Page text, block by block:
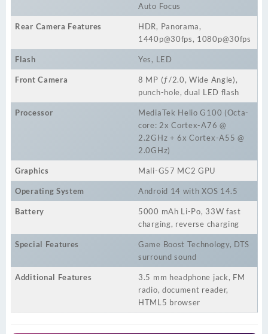
Auto Focus
Rear Camera Features
HDR, Panorama,
1440p@30fps, 1080p@30fps
Flash Yes, LED
Front Camera
8 MP (ƒ/2.0, Wide Angle),
punch-hole, dual LED flash
Processor
MediaTek Helio G100 (Octa-
core: 2x Cortex-A76 @
2.2GHz + 6x Cortex-A55 @
2.0GHz)
Graphics Mali-G57 MC2 GPU
Operating System Android 14 with XOS 14.5
Battery
5000 mAh Li-Po, 33W fast
charging, reverse charging
Special Features
Game Boost Technology, DTS
surround sound
Additional Features
3.5 mm headphone jack, FM
radio, document reader,
HTML5 browser